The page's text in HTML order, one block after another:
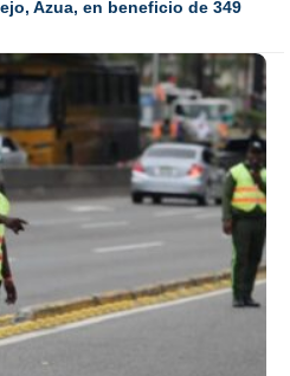
Azua, en beneficio de 349